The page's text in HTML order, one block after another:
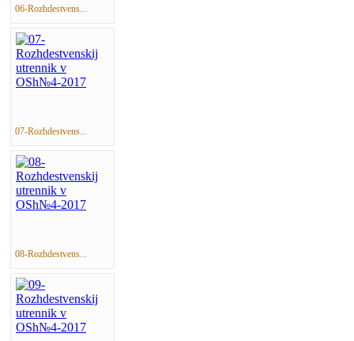
06-Rozhdestvens...
07-Rozhdestvens...
08-Rozhdestvens...